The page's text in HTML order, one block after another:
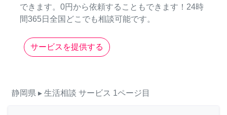
できます。0円から依頼することもできます！24時
間365日全国どこでも相談可能です。
サービスを提供する
静岡県 ▸ 生活相談 サービス 1ページ目